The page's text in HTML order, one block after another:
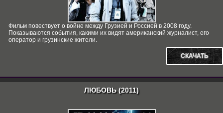
Фильм повествует о войне между Грузией и Россией в 2008 году.
Показываются события, какими их видят американский журналист, его
оператор и грузинские жители.
СКАЧАТЬ
ЛЮБОВЬ (2011)